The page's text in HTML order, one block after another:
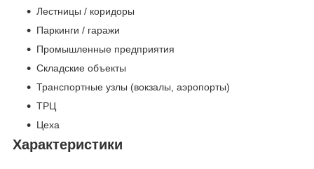
Лестницы / коридоры
Паркинги / гаражи
Промышленные предприятия
Складские объекты
Транспортные узлы (вокзалы, аэропорты)
ТРЦ
Цеха
Характеристики